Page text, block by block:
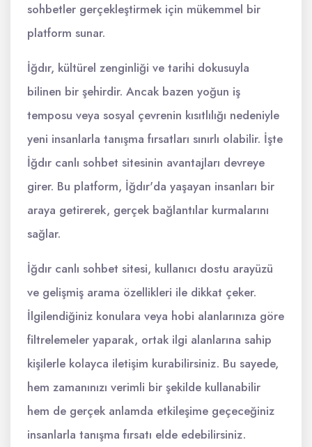
sohbetler gerçekleştirmek için mükemmel bir
platform sunar.
İğdır, kültürel zenginliği ve tarihi dokusuyla
bilinen bir şehirdir. Ancak bazen yoğun iş
temposu veya sosyal çevrenin kısıtlılığı nedeniyle
yeni insanlarla tanışma fırsatları sınırlı olabilir. İşte
İğdır canlı sohbet sitesinin avantajları devreye
girer. Bu platform, İğdır'da yaşayan insanları bir
araya getirerek, gerçek bağlantılar kurmalarını
sağlar.
İğdır canlı sohbet sitesi, kullanıcı dostu arayüzü
ve gelişmiş arama özellikleri ile dikkat çeker.
İlgilendiğiniz konulara veya hobi alanlarınıza göre
filtrelemeler yaparak, ortak ilgi alanlarına sahip
kişilerle kolayca iletişim kurabilirsiniz. Bu sayede,
hem zamanınızı verimli bir şekilde kullanabilir
hem de gerçek anlamda etkileşime geçeceğiniz
insanlarla tanışma fırsatı elde edebilirsiniz.